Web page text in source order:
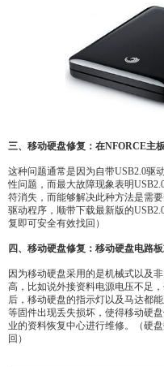
三、移动硬盘修复：在NFORCE主
这种问题通常是因为自带USB2.0驱
性问题，而最大故障现象表明
符消失，而能够解决此种方法是需
驱动程序，顺带下载最新版的
复即可安全有效找回）
四、移动硬盘修复：移动硬盘电路
因为移动硬盘采用的是机械式以及
高，比如说外接资料电源电压不足
后，移动硬盘的指示灯以及马达都
等固件出现丢失损坏，使得移动硬
业的资料恢复中心进行维修。（硬
回）